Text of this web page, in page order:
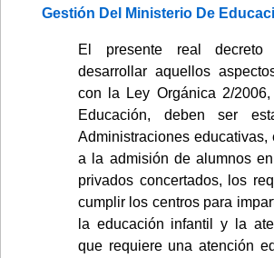
Gestión Del Ministerio De
El presente real
desarrollar aquellos
con la Ley Orgánica 2/
Educación, deben ser
Administraciones
a la admisión de alumnos
privados concertados, los
cumplir los centros para
la educación infantil y la
que requiere una atención